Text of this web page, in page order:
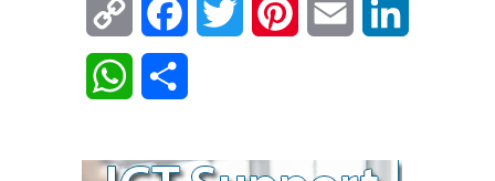
Copy
Link
FacebookTwitter Pinterest Email
WhatsApp